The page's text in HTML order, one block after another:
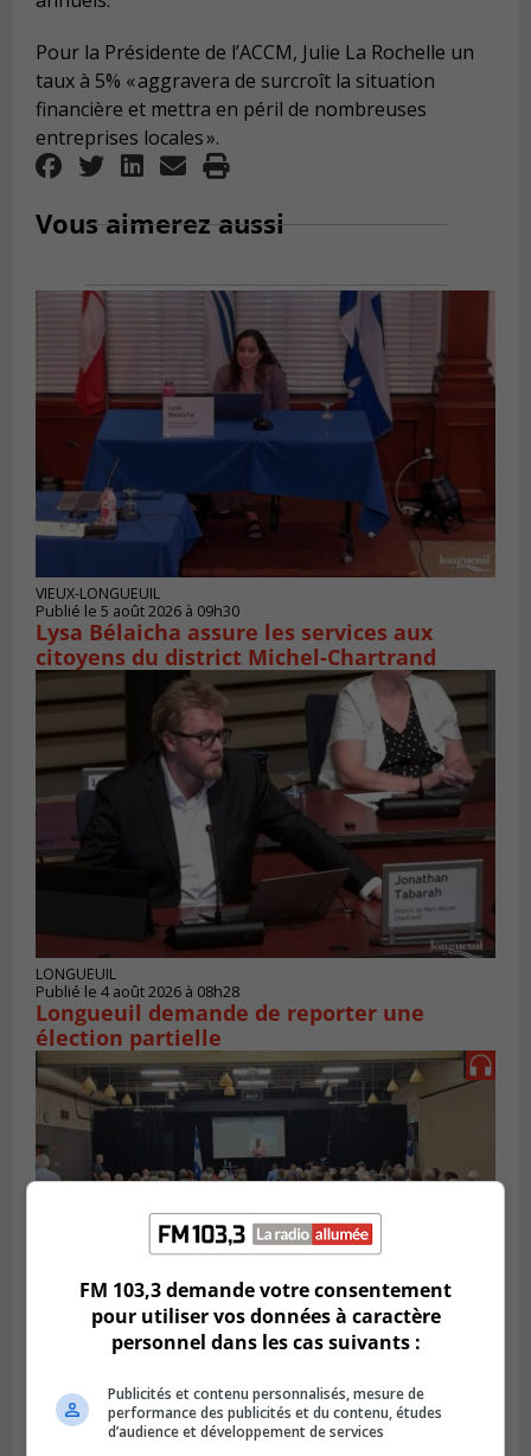
Pour la Présidente de l’ACCM, Julie La Rochelle un
taux à 5% « aggravera de surcroît la situation
financière et mettra en péril de nombreuses
entreprises locales ».
Vous aimerez aussi
VIEUX-LONGUEUIL
Publié le 5 août 2026 à 09h30
Lysa Bélaicha assure les services aux
citoyens du district Michel‑Chartrand
LONGUEUIL
Publié le 4 août 2026 à 08h28
Longueuil demande de reporter une
élection partielle
VIEUX-LONGUEUIL
Le Livre bleu rassemble 200 curieux à
Longueuil
FM 103,3 demande votre consentement
pour utiliser vos données à caractère
personnel dans les cas suivants :
Publicités et contenu personnalisés, mesure de
performance des publicités et du contenu, études
d’audience et développement de services